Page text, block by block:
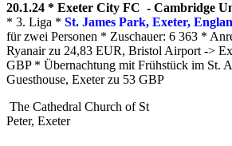
20.1.24 * Exeter City FC - Cambridge
* 3. Liga * St. James Park, Exeter,
für zwei Personen * Zuschauer: 6 363 *
Ryanair zu 24,83 EUR, Bristol Airport ->
GBP * Übernachtung mit Frühstück im St.
Guesthouse, Exeter zu 53 GBP
The Cathedral Church of St
Peter, Exeter